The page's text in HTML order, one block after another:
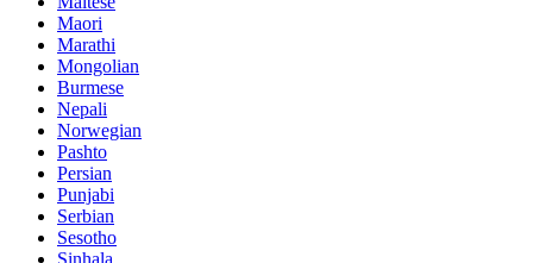
Maori
Marathi
Mongolian
Burmese
Nepali
Norwegian
Pashto
Persian
Punjabi
Serbian
Sesotho
Sinhala